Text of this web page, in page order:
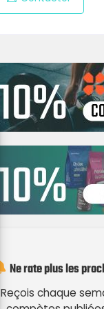
Ne rate plus les
Reçois chaque